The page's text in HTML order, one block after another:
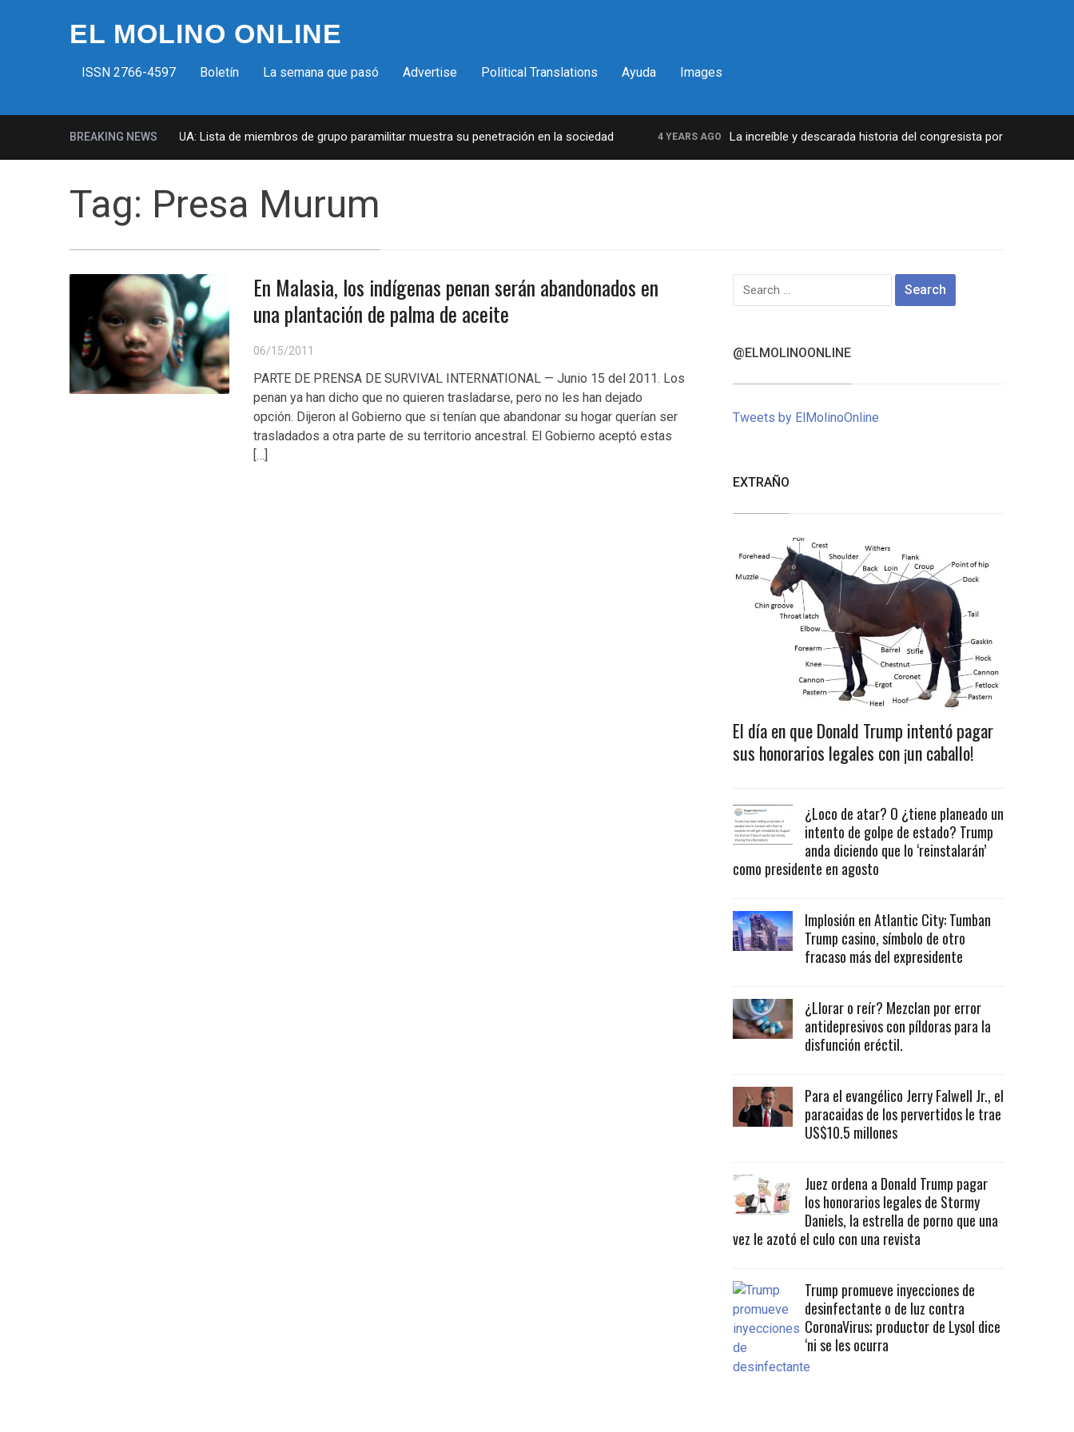
EL MOLINO ONLINE
ISSN 2766-4597 Boletín La semana que pasó Advertise Political Translations Ayuda Images
BREAKING NEWS
Milicias fascistas en EUA: Lista de miembros de grupo paramilitar muestra su penetración en la sociedad 4 YEARS AGO La increíble y descarada historia del congresista por NY George
Tag: Presa Murum
En Malasia, los indígenas penan serán abandonados en
una plantación de palma de aceite
06/15/2011
PARTE DE PRENSA DE SURVIVAL INTERNATIONAL — Junio 15 del 2011. Los
penan ya han dicho que no quieren trasladarse, pero no les han dejado
opción. Dijeron al Gobierno que si tenían que abandonar su hogar querían ser
trasladados a otra parte de su territorio ancestral. El Gobierno aceptó estas
[…]
Search
for:
@ELMOLINOONLINE
Tweets by ElMolinoOnline
EXTRAÑO
El día en que Donald Trump intentó pagar
sus honorarios legales con ¡un caballo!
¿Loco de atar? O ¿tiene planeado un
intento de golpe de estado? Trump
anda diciendo que lo ‘reinstalarán’
como presidente en agosto
Implosión en Atlantic City: Tumban
Trump casino, símbolo de otro
fracaso más del expresidente
¿Llorar o reír? Mezclan por error
antidepresivos con píldoras para la
disfunción eréctil.
Para el evangélico Jerry Falwell Jr., el
paracaidas de los pervertidos le trae
US$10.5 millones
Juez ordena a Donald Trump pagar
los honorarios legales de Stormy
Daniels, la estrella de porno que una
vez le azotó el culo con una revista
Trump promueve inyecciones de
desinfectante o de luz contra
CoronaVirus; productor de Lysol dice
‘ni se les ocurra